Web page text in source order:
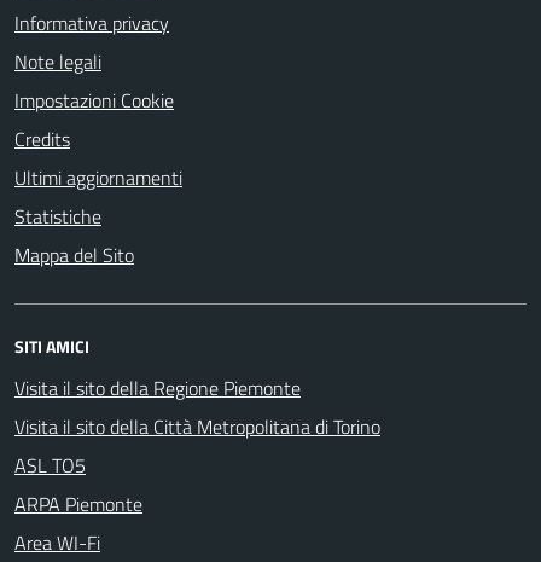
Informativa privacy
Note legali
Impostazioni Cookie
Credits
Ultimi aggiornamenti
Statistiche
Mappa del Sito
SITI AMICI
Visita il sito della Regione Piemonte
Visita il sito della Città Metropolitana di Torino
ASL TO5
ARPA Piemonte
Area WI-Fi